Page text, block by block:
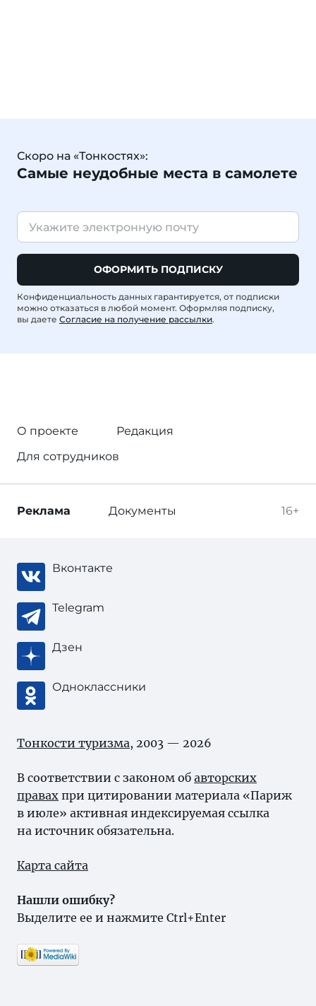
Скоро на «Тонкостях»:
Самые неудобные места в самолете
ОФОРМИТЬ ПОДПИСКУ
Конфиденциальность данных гарантируется, от подписки
можно отказаться в любой момент. Оформляя подписку,
вы даете Согласие на получение рассылки.
О проекте
Редакция
Для сотрудников
16+
Реклама Документы
Вконтакте
Telegram
Дзен
Одноклассники
Тонкости туризма, 2003 — 2026
В соответствии с законом об авторских
правах при цитировании материала «Париж
в июле» активная индексируемая ссылка
на источник обязательна.
Карта сайта
Нашли ошибку?
Выделите ее и нажмите Ctrl+Enter